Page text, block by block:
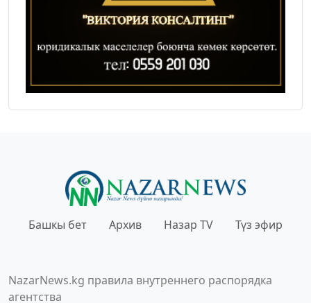
Башкы бет Архив Назар TV Түз эфир
NazarNews.kg правила внутреннего распорядка
агентства